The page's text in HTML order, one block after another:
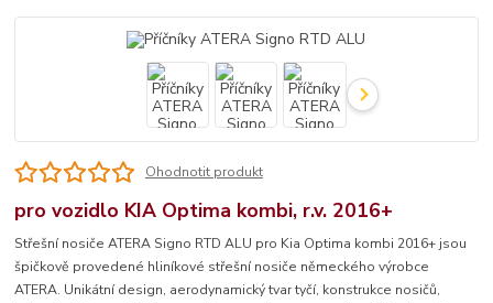
Ohodnotit produkt
pro vozidlo KIA Optima kombi, r.v. 2016+
Střešní nosiče ATERA Signo RTD ALU pro Kia Optima kombi 2016+ jsou
špičkově provedené hliníkové střešní nosiče německého výrobce
ATERA. Unikátní design, aerodynamický tvar tyčí, konstrukce nosičů,